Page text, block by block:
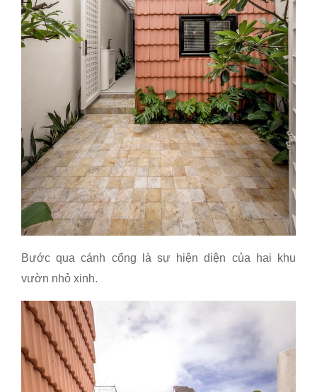
Bước qua cánh cổng là sự hiện diện của hai khu
vườn nhỏ xinh.